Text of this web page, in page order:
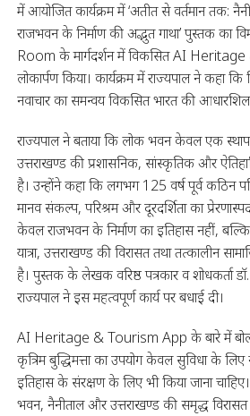
में आयोजित कार्यक्रम में ‘अतीत से वर्तमान तक:
राजभवन के निर्माण की अद्भुत गाथा’ पुस्तक का
Room के मार्गदर्शन में विकसित AI
लोकार्पण किया। कार्यक्रम में राज्यपाल ने कहा
नवाचार का समन्वय विकसित भारत की
राज्यपाल ने बताया कि लोक भवन केवल एक
उत्तराखण्ड की प्रशासनिक, सांस्कृतिक और
है। उन्होंने कहा कि लगभग 125 वर्ष पूर्व कठिन
मानव संकल्प, परिश्रम और दूरदर्शिता का
केवल राजभवन के निर्माण का इतिहास नहीं,
यात्रा, उत्तराखण्ड की विरासत तथा तत्कालीन
है। पुस्तक के लेखक वरिष्ठ पत्रकार व शोधकर्ता डॉ.
राज्यपाल ने इस महत्वपूर्ण कार्य पर बधाई दी।
AI Heritage & Tourism App के बारे में
कृत्रिम बुद्धिमत्ता का उपयोग केवल सुविधा के
इतिहास के संरक्षण के लिए भी किया जाना
भवन, नैनीताल और उत्तराखण्ड की समृद्ध